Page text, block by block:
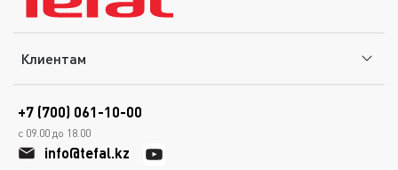
Клиентам
+7 (700) 061-10-00
с 09.00 до 18.00
info@tefal.kz